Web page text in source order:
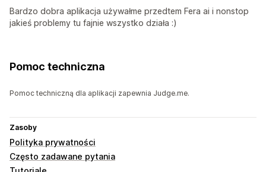
Bardzo dobra aplikacja używałme przedtem Fera ai i nonstop
jakieś problemy tu fajnie wszystko działa :)
Pomoc techniczna
Pomoc techniczną dla aplikacji zapewnia Judge.me.
Zasoby
Polityka prywatności
Często zadawane pytania